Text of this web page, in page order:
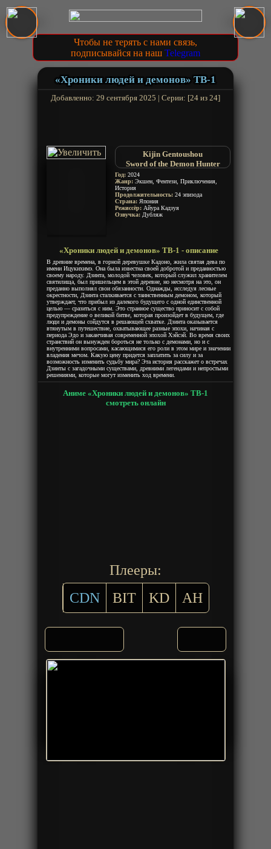
Чтобы не терять с нами связь,
подписывайся на наш Telegram
«Хроники людей и демонов» ТВ-1
Добавленно: 29 сентября 2025 | Серии: [24 из 24]
Kijin Gentoushou
Sword of the Demon Hunter
Год: 2024
Жанр: Экшен, Фентези, Приключения,
История
Продолжительность: 24 эпизода
Страна: Япония
Режиссёр: Айура Кадзуя
Озвучка: Дубляж
«Хроники людей и демонов» ТВ-1 - описание
В древние времена, в горной деревушке Кадоно, жила святая дева по
имени Ицукихимэ. Она была известна своей добротой и преданностью
своему народу. Дзинта, молодой человек, который служил хранителем
святилища, был пришельцем в этой деревне, но несмотря на это, он
преданно выполнял свои обязанности. Однажды, исследуя лесные
окрестности, Дзинта сталкивается с таинственным демоном, который
утверждает, что прибыл из далекого будущего с одной единственной
целью — сразиться с ним. Это странное существо приносит с собой
предупреждение о великой битве, которая произойдет в будущем, где
люди и демоны сойдутся в решающей схватке. Дзинта оказывается
втянутым в путешествие, охватывающее разные эпохи, начиная с
периода Эдо и заканчивая современной эпохой Хэйсэй. Во время своих
странствий он вынужден бороться не только с демонами, но и с
внутренними вопросами, касающимися его роли в этом мире и значении
владения мечом. Какую цену придется заплатить за силу и за
возможность изменить судьбу мира? Эта история расскажет о встречах
Дзинты с загадочными существами, древними легендами и непростыми
решениями, которые могут изменить ход времени.
Аниме «Хроники людей и демонов» ТВ-1
смотреть онлайн
Плееры:
CDN
BIT KD AH